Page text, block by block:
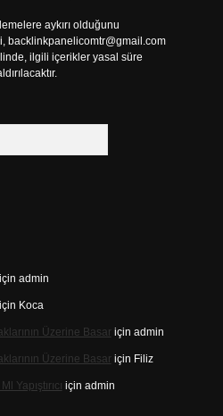
aykırı olduğunu
backlinkpanelicomtr@gmail.com
ilgili içerikler yasal süre
için admin
için Koca
Üzerine Basariçin admin
Üzerine Basariçin Filiz
Yapıştırıcı için admin